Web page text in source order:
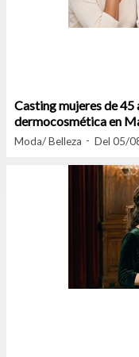
Casting mujeres de 45
dermocosmética en
Moda/ Belleza Del 05/